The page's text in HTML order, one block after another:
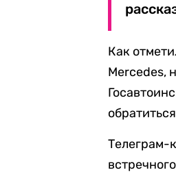
Как
Mercedes,
Телеграм-